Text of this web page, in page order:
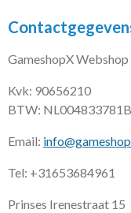
GameshopX
Kvk: 90656210
BTW:
Email:
Tel: +31653684961
Prinses Irenestraat 15